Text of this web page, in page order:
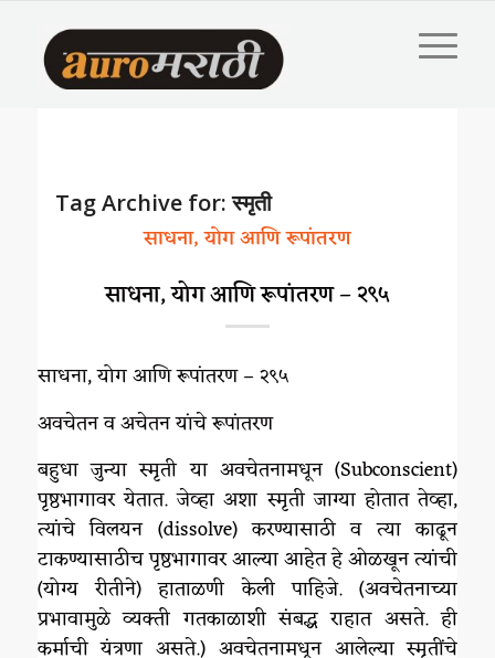
Tag Archive for:स्मृती
साधना, योग आणि रूपांतरण
साधना, योग आणि रूपांतरण – २९५
साधना, योग आणि रूपांतरण – २९५
अवचेतन व अचेतन यांचे रूपांतरण
बहुधा जुन्या स्मृती या अवचेतनामधून (Subconscient)
पृष्ठभागावर येतात. जेव्हा अशा स्मृती जाग्या होतात तेव्हा,
त्यांचे विलयन (dissolve) करण्यासाठी व त्या काढून
टाकण्यासाठीच पृष्ठभागावर आल्या आहेत हे ओळखून त्यांची
(योग्य रीतीने) हाताळणी केली पाहिजे. (अवचेतनाच्या
प्रभावामुळे व्यक्ती गतकाळाशी संबद्ध राहात असते. ही
कर्माची यंत्रणा असते.) अवचेतनामधून आलेल्या स्मृतींचे